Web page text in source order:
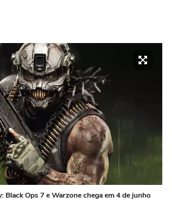
Black Ops 7 e Warzone chega em 4 de junho